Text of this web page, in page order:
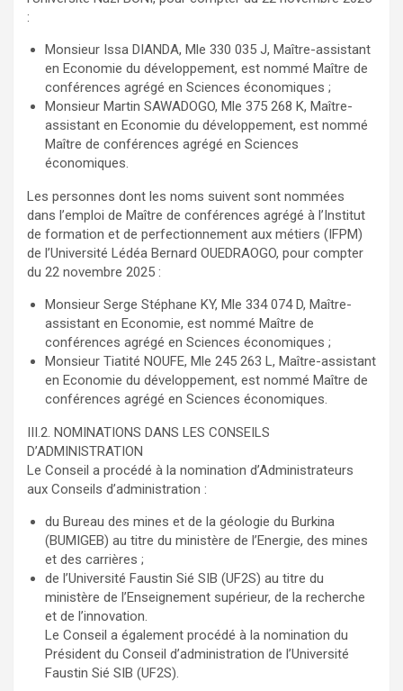
:
Monsieur Issa DIANDA, Mle 330 035 J, Maître-assistant
en Economie du développement, est nommé Maître de
conférences agrégé en Sciences économiques ;
Monsieur Martin SAWADOGO, Mle 375 268 K, Maître-
assistant en Economie du développement, est nommé
Maître de conférences agrégé en Sciences
économiques.
Les personnes dont les noms suivent sont nommées
dans l’emploi de Maître de conférences agrégé à l’Institut
de formation et de perfectionnement aux métiers (IFPM)
de l’Université Lédéa Bernard OUEDRAOGO, pour compter
du 22 novembre 2025 :
Monsieur Serge Stéphane KY, Mle 334 074 D, Maître-
assistant en Economie, est nommé Maître de
conférences agrégé en Sciences économiques ;
Monsieur Tiatité NOUFE, Mle 245 263 L, Maître-assistant
en Economie du développement, est nommé Maître de
conférences agrégé en Sciences économiques.
III.2. NOMINATIONS DANS LES CONSEILS
D’ADMINISTRATION
Le Conseil a procédé à la nomination d’Administrateurs
aux Conseils d’administration :
du Bureau des mines et de la géologie du Burkina
(BUMIGEB) au titre du ministère de l’Energie, des mines
et des carrières ;
de l’Université Faustin Sié SIB (UF2S) au titre du
ministère de l’Enseignement supérieur, de la recherche
et de l’innovation.
Le Conseil a également procédé à la nomination du
Président du Conseil d’administration de l’Université
Faustin Sié SIB (UF2S).